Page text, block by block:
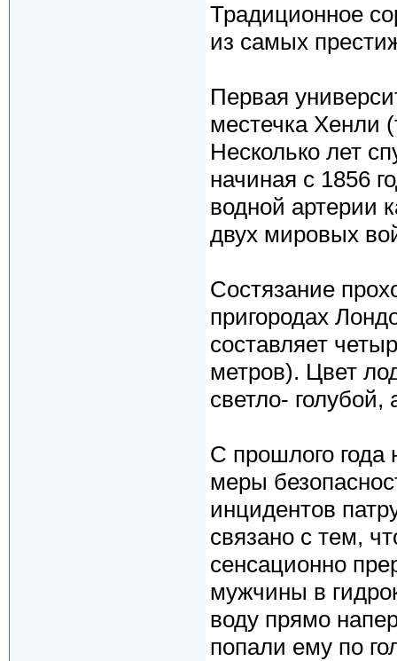
Традиционное
из самых
Первая
местечка Хенли
Несколько лет
начиная с 1856
водной артерии
двух мировых
Состязание
пригородах
составляет
метров). Цвет
светло-
С прошлого
меры
инцидентов
связано с тем,
сенсационно
мужчины в
воду прямо
попали ему по